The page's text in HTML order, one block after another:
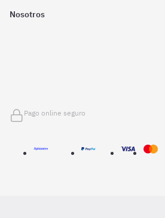
Nosotros
Pago online seguro